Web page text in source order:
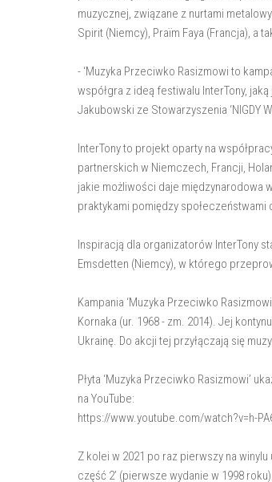
muzycznej, związane z nurtami
Spirit (Niemcy), Praïm Faya (Francja), a
- ‘Muzyka Przeciwko Rasizmowi to
współgra z ideą festiwalu InterTony,
Jakubowski ze Stowarzyszenia ‘NIGDY
InterTony to projekt oparty na
partnerskich w Niemczech, Francji,
jakie możliwości daje międzynarodowa
praktykami pomiędzy społeczeństwami
Inspiracją dla organizatorów InterTony
Emsdetten (Niemcy), w którego
Kampania ‘Muzyka Przeciwko
Kornaka (ur. 1968 - zm. 2014). Jej
Ukrainę. Do akcji tej przyłączają się
Płyta ‘Muzyka Przeciwko Rasizmowi’
na YouTube:
https://www.youtube.com/watch?v=h-
Z kolei w 2021 po raz pierwszy na
część 2’ (pierwsze wydanie w 1998